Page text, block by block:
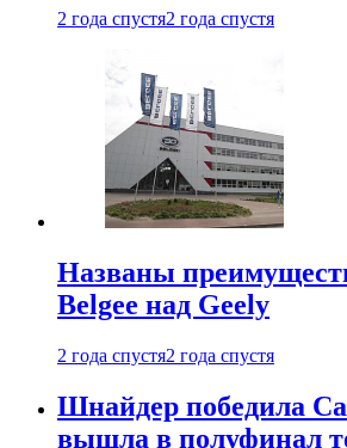
2 года спустя2 года спустя
Названы
Belgee над Geely
2 года спустя2 года спустя
Шнайдер победила
вышла в полуфинал